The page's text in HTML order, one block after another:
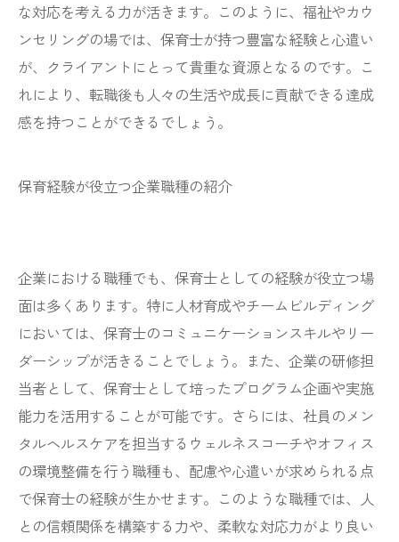
な対応を考える力が活きます。このように、福祉やカウ
ンセリングの場では、保育士が持つ豊富な経験と心遣い
が、クライアントにとって貴重な資源となるのです。こ
れにより、転職後も人々の生活や成長に貢献できる達成
感を持つことができるでしょう。
保育経験が役立つ企業職種の紹介
企業における職種でも、保育士としての経験が役立つ場
面は多くあります。特に人材育成やチームビルディング
においては、保育士のコミュニケーションスキルやリー
ダーシップが活きることでしょう。また、企業の研修担
当者として、保育士として培ったプログラム企画や実施
能力を活用することが可能です。さらには、社員のメン
タルヘルスケアを担当するウェルネスコーチやオフィス
の環境整備を行う職種も、配慮や心遣いが求められる点
で保育士の経験が生かせます。このような職種では、人
との信頼関係を構築する力や、柔軟な対応力がより良い